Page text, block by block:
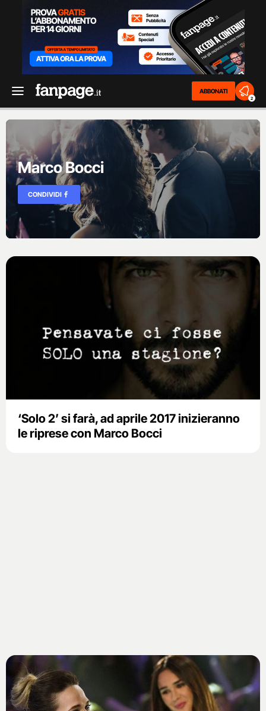
ABBONATI
2
Marco Bocci
CONDIVIDI
‘Solo 2’ si farà, ad aprile 2017 inizieranno
le riprese con Marco Bocci